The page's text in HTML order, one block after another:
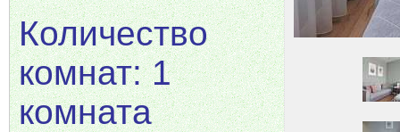
Количество
комнат: 1
комната